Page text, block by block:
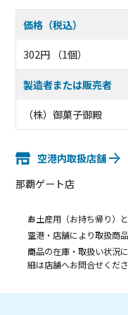
価格（税込）
302円 （1個）
製造者または販売者
（株）御菓子御殿
空港内取扱店舗
那覇ゲート店
お土産用（お持ち帰り）
空港・店舗により取扱商
商品の在庫・取扱い状況
細は店舗へお問合せくださ